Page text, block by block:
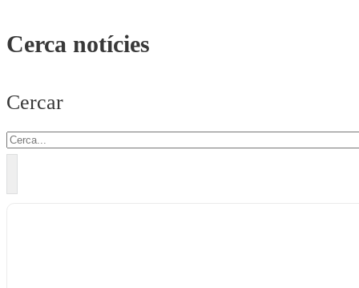
Cerca notícies
Cercar